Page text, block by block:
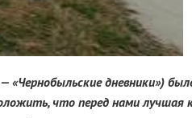
«Чернобыльские дневники»)
что перед нами лучшая